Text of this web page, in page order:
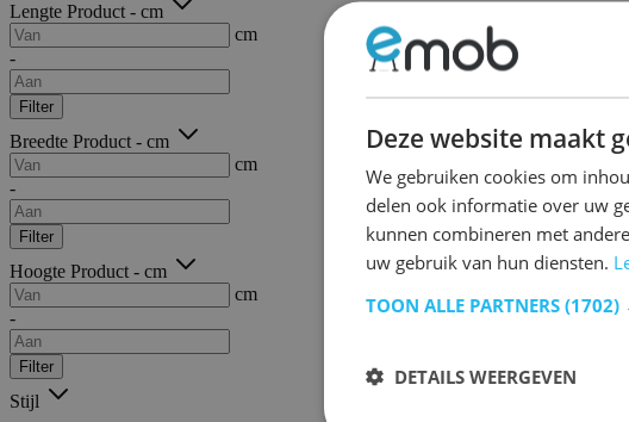
Lengte Product - cm
cm
-
Filter
Breedte Product - cm
cm
-
Filter
Hoogte Product - cm
cm
-
Filter
Stijl
Deze website maakt
We gebruiken cookies om
delen ook informatie over uw
kunnen combineren met
uw gebruik van hun diensten.
TOON ALLE PARTNERS (1702)
DETAILS WEERGEVEN